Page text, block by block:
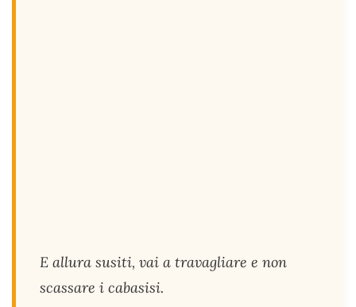
E allura susiti, vai a travagliare e non
scassare i cabasisi.